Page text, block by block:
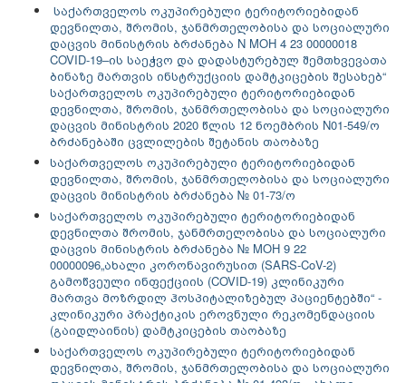
საქართველოს ოკუპირებული ტერიტორიებიდან
დევნილთა, შრომის, ჯანმრთელობისა და სოციალური
დაცვის მინისტრის ბრძანება N MOH 4 23 00000018
COVID-19–ის საეჭვო და დადასტურებულ შემთხვევათა
ბინაზე მართვის ინსტრუქციის დამტკიცების შესახებ“
საქართველოს ოკუპირებული ტერიტორიებიდან
დევნილთა, შრომის, ჯანმრთელობისა და სოციალური
დაცვის მინისტრის 2020 წლის 12 ნოემბრის N01-549/ო
ბრძანებაში ცვლილების შეტანის თაობაზე
საქართველოს ოკუპირებული ტერიტორიებიდან
დევნილთა, შრომის, ჯანმრთელობისა და სოციალური
დაცვის მინისტრის ბრძანება № 01-73/ო
საქართველოს ოკუპირებული ტერიტორიებიდან
დევნილთა შრომის, ჯანმრთელობისა და სოციალური
დაცვის მინისტრის ბრძანება № MOH 9 22
00000096„ახალი კორონავირუსით (SARS-CoV-2)
გამოწვეული ინფექციის (COVID-19) კლინიკური
მართვა მოზრდილ ჰოსპიტალიზებულ პაციენტებში“ -
კლინიკური პრაქტიკის ეროვნული რეკომენდაციის
(გაიდლაინის) დამტკიცების თაობაზე
საქართველოს ოკუპირებული ტერიტორიებიდან
დევნილთა, შრომის, ჯანმრთელობისა და სოციალური